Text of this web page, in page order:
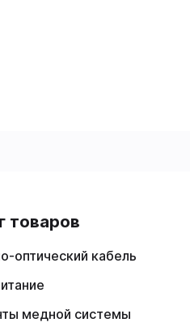
товаров
оптический кабель
медной системы